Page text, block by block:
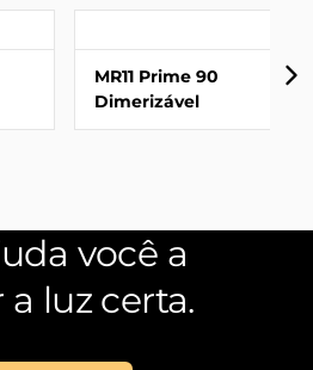
MR11 Prime 90
Dimerizável
você a
luz certa.